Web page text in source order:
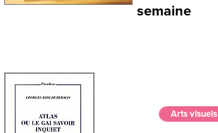
semaine
Arts visuels